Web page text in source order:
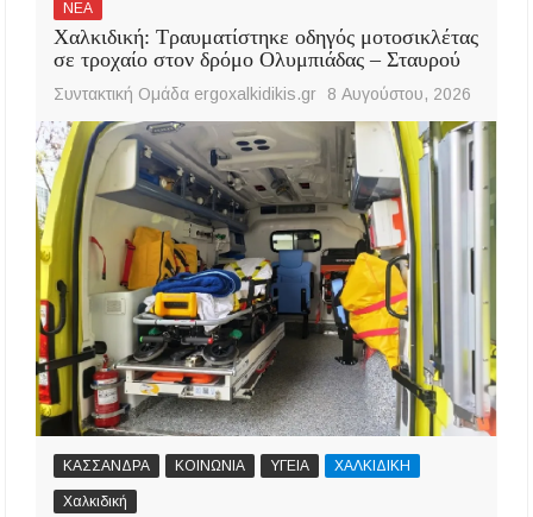
ΝΕΑ
Χαλκιδική: Τραυματίστηκε οδηγός μοτοσικλέτας
σε τροχαίο στον δρόμο Ολυμπιάδας – Σταυρού
Συντακτική Ομάδα ergoxalkidikis.gr 8 Αυγούστου, 2026
ΚΑΣΣΑΝΔΡΑ ΚΟΙΝΩΝΙΑ ΥΓΕΙΑ ΧΑΛΚΙΔΙΚΗ
Χαλκιδική